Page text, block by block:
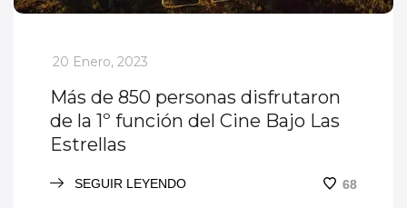
_
20 Enero, 2023
Más de 850 personas disfrutaron
de la 1º función del Cine Bajo Las
Estrellas
SEGUIR LEYENDO 68